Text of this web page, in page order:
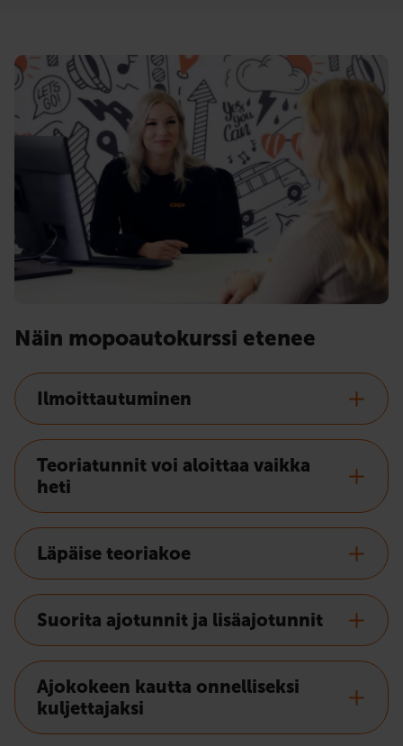
Näin mopoautokurssi etenee
Ilmoittautuminen
Teoriatunnit voi aloittaa vaikka
heti
Läpäise teoriakoe
Suorita ajotunnit ja lisäajotunnit
Ajokokeen kautta onnelliseksi
kuljettajaksi